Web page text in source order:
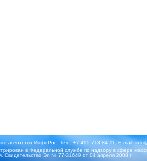
агентство ИнфоРос. Тел.: +7 495 718-84-11, E-mail:
в Федеральной службе по надзору в сфере
Свидетельство Эл № 77-31649 от 04 апреля 2008 г.